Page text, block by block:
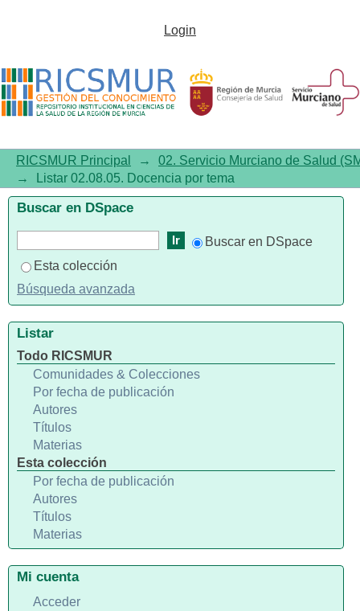
Listar02.08.05. Docencia por
Login
RICSMUR Principal →
02. Servicio Murciano de Salud
→
Listar 02.08.05. Docencia por tema
Buscar en DSpace
Buscar en DSpace
Esta colección
Búsqueda avanzada
Listar
Todo RICSMUR
Comunidades & Colecciones
Por fecha de publicación
Autores
Títulos
Materias
Esta colección
Por fecha de publicación
Autores
Títulos
Materias
Mi cuenta
Acceder